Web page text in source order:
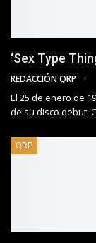
‘Sex Type
REDACCIÓN QRP
El 25 de enero de
de su disco debut
QRP